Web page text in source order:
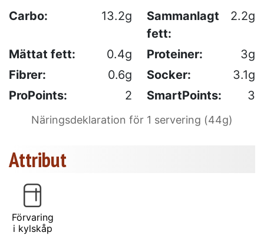
Carbo: 13.2g
Sammanlagt
fett:
2.2g
Mättat fett: 0.4g Proteiner:
3g
Fibrer:
0.6g Socker:
3.1g
ProPoints:
2 SmartPoints: 3
Näringsdeklaration för 1 servering (44g)
Attribut
Förvaring
i kylskåp